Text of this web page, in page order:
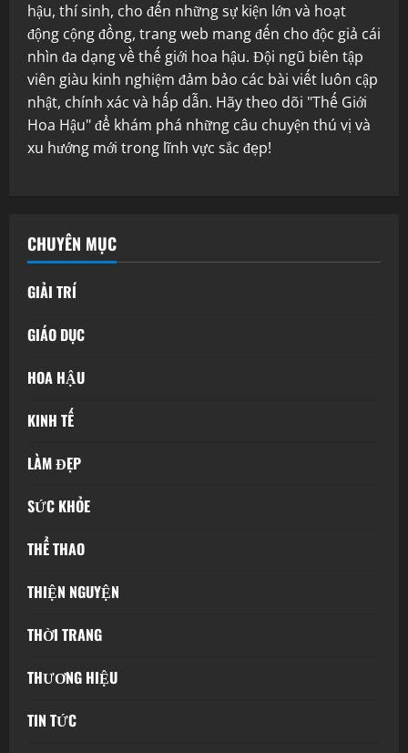
hậu, thí sinh, cho đến những sự kiện lớn và hoạt
động cộng đồng, trang web mang đến cho độc giả cái
nhìn đa dạng về thế giới hoa hậu. Đội ngũ biên tập
viên giàu kinh nghiệm đảm bảo các bài viết luôn cập
nhật, chính xác và hấp dẫn. Hãy theo dõi "Thế Giới
Hoa Hậu" để khám phá những câu chuyện thú vị và
xu hướng mới trong lĩnh vực sắc đẹp!
CHUYÊN MỤC
GIẢI TRÍ
GIÁO DỤC
HOA HẬU
KINH TẾ
LÀM ĐẸP
SỨC KHỎE
THỂ THAO
THIỆN NGUYỆN
THỜI TRANG
THƯƠNG HIỆU
TIN TỨC